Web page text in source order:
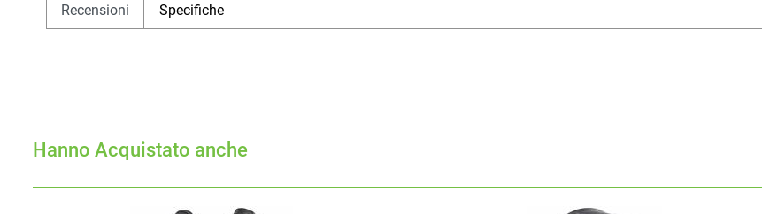
Recensioni Specifiche
Hanno Acquistato anche